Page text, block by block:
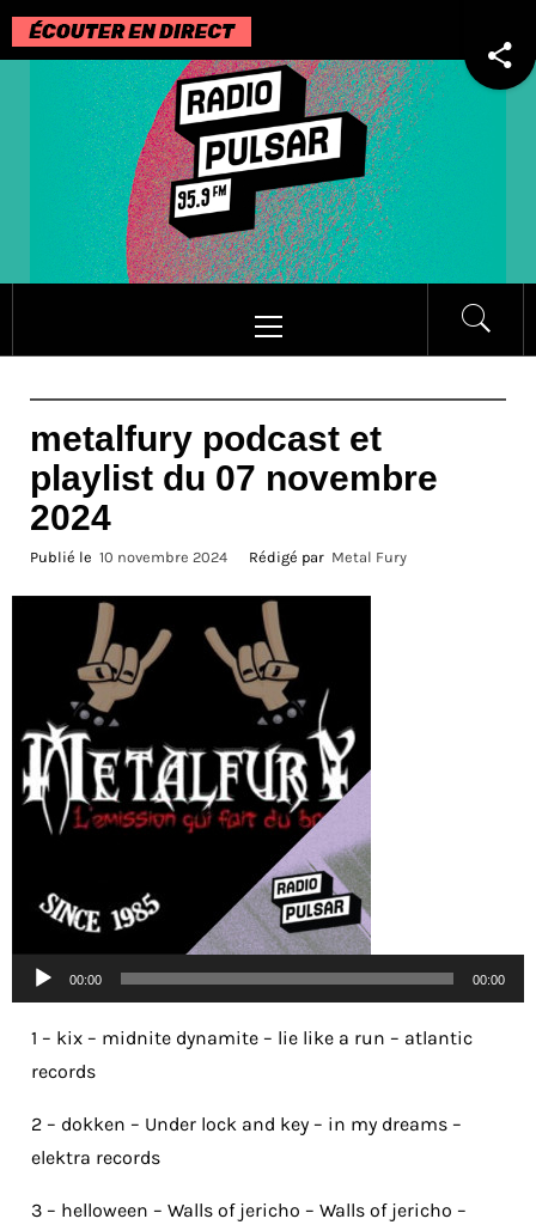
Passer
au
contenu
principal
metalfury podcast et
playlist du 07 novembre
2024
Publié le 10 novembre 2024 Rédigé par Metal Fury
Lecteur
audio
00:00 00:00
1 – kix – midnite dynamite – lie like a run – atlantic
records
2 – dokken – Under lock and key – in my dreams –
elektra records
3 – helloween – Walls of jericho – Walls of jericho –